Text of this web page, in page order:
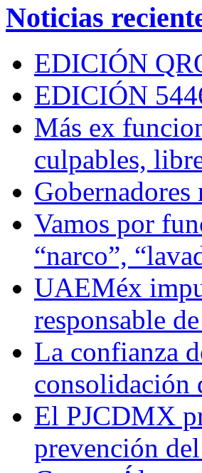
Noticias
EDICIÓN
EDICIÓN
Más ex
culpables,
Gobernadores
Vamos por
“narco”,
UAEMéx
responsable
La confianza
consolidación
El PJCDMX
prevención